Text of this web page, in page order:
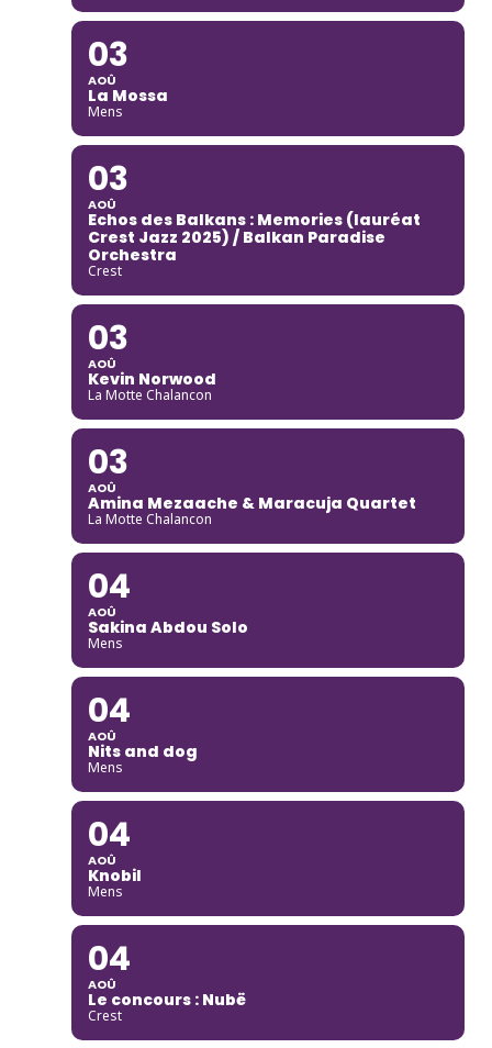
03
AOÛ
La Mossa
Mens
03
AOÛ
Echos des Balkans : Memories (lauréat
Crest Jazz 2025) / Balkan Paradise
Orchestra
Crest
03
AOÛ
Kevin Norwood
La Motte Chalancon
03
AOÛ
Amina Mezaache & Maracuja Quartet
La Motte Chalancon
04
AOÛ
Sakina Abdou Solo
Mens
04
AOÛ
Nits and dog
Mens
04
AOÛ
Knobil
Mens
04
AOÛ
Le concours : Nubë
Crest